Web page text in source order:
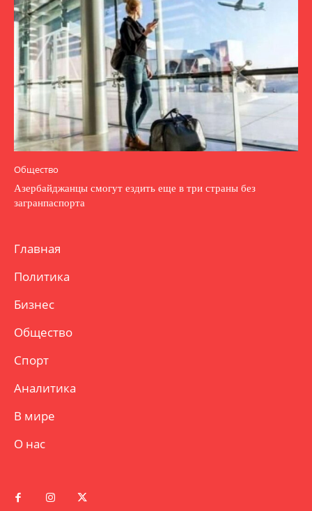
Общество
Азербайджанцы смогут ездить еще в три страны без
загранпаспорта
Главная
Политика
Бизнес
Общество
Спорт
Аналитика
В мире
О нас